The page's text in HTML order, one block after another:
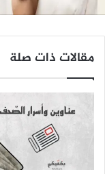
مقالات ذات صلة